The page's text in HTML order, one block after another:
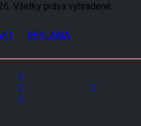
Všetky práva vyhradené.
REKLAMA